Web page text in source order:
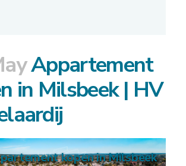
Appartement
in Milsbeek | HV
kopen in Milsbeek